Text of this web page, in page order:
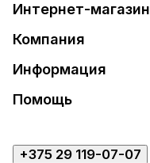
Интернет-магазин
Компания
Информация
Помощь
+375 29 119-07-07